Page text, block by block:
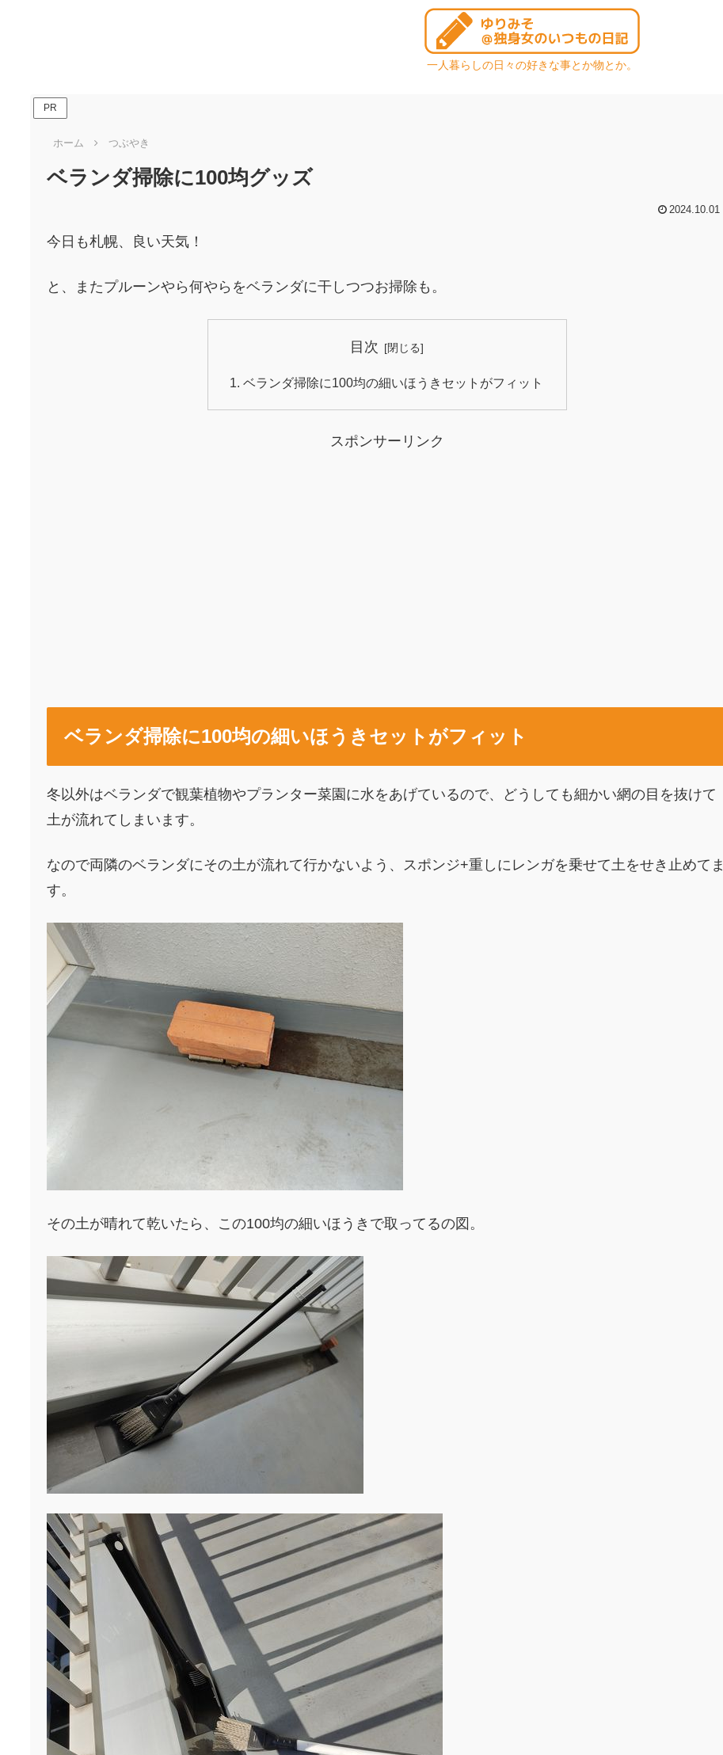
一人暮らしの日々の好きな事とか物とか。
PR
ホーム つぶやき
ベランダ掃除に100均グッズ
2024.10.01
今日も札幌、良い天気！
と、またプルーンやら何やらをベランダに干しつつお掃除も。
目次
ベランダ掃除に100均の細いほうきセットがフィット
スポンサーリンク
ベランダ掃除に100均の細いほうきセットがフィット
冬以外はベランダで観葉植物やプランター菜園に水をあげているので、どうしても細かい網の目を抜けて
土が流れてしまいます。
なので両隣のベランダにその土が流れて行かないよう、スポンジ+重しにレンガを乗せて土をせき止めてま
す。
その土が晴れて乾いたら、この100均の細いほうきで取ってるの図。